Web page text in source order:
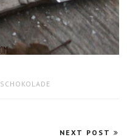
SCHOKOLADE
NEXT POST